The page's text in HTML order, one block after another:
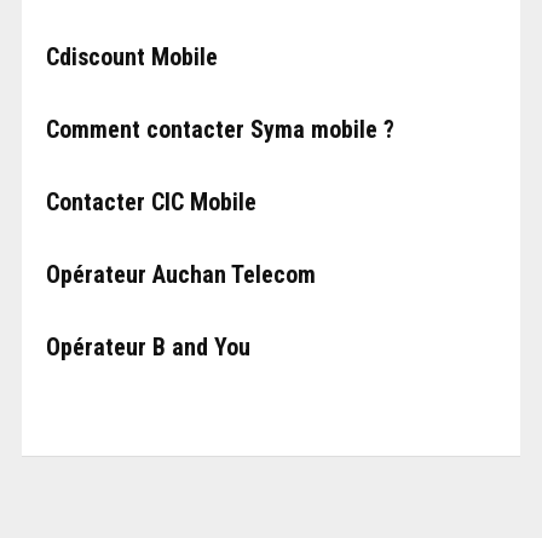
Cdiscount Mobile
Comment contacter Syma mobile ?
Contacter CIC Mobile
Opérateur Auchan Telecom
Opérateur B and You